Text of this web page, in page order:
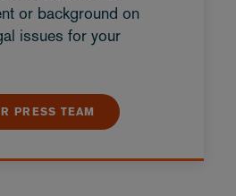
or background on
issues for your
PRESS TEAM